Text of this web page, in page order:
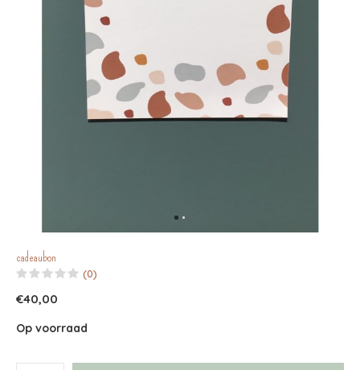
cadeaubon
(0)
€40,00
Op voorraad